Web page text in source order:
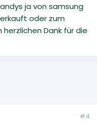
ja von samsung
oder zum
Dank für die
#4